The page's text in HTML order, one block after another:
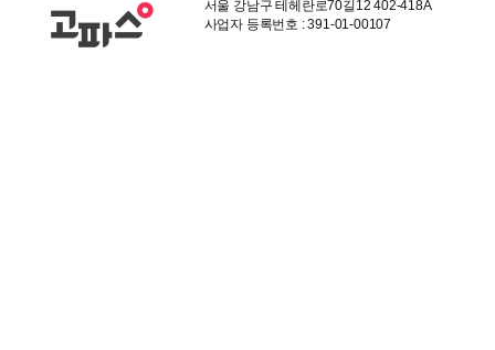
서울 강남구 테헤란로70길12 402-418A
사업자 등록번호 : 391-01-00107